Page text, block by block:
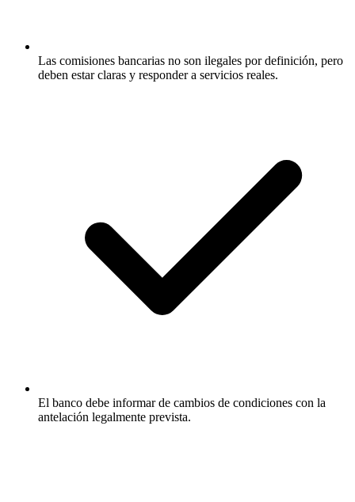
Las comisiones bancarias no son ilegales por definición, pero
deben estar claras y responder a servicios reales.
El banco debe informar de cambios de condiciones con la
antelación legalmente prevista.